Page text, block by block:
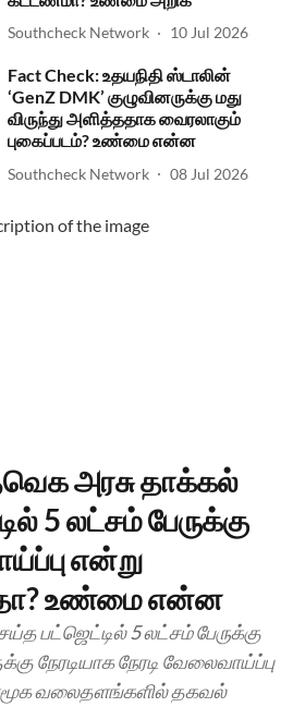
Southcheck Network 10 Jul 2026
Fact Check: உதயநிதி ஸ்டாலின்
‘GenZ DMK’ குழுவினருக்கு மது
விருந்து அளித்ததாக வைரலாகும்
புகைப்படம்? உண்மை என்ன
Southcheck Network 08 Jul 2026
அரசு தாக்கல்
5 லட்சம் பேருக்கு
என்று
உண்மை என்ன
பட்ஜெட்டில் 5 லட்சம் பேருக்கு
நேரடியாக நேரடி வேலைவாய்ப்பு
வலைதளங்களில் தகவல்